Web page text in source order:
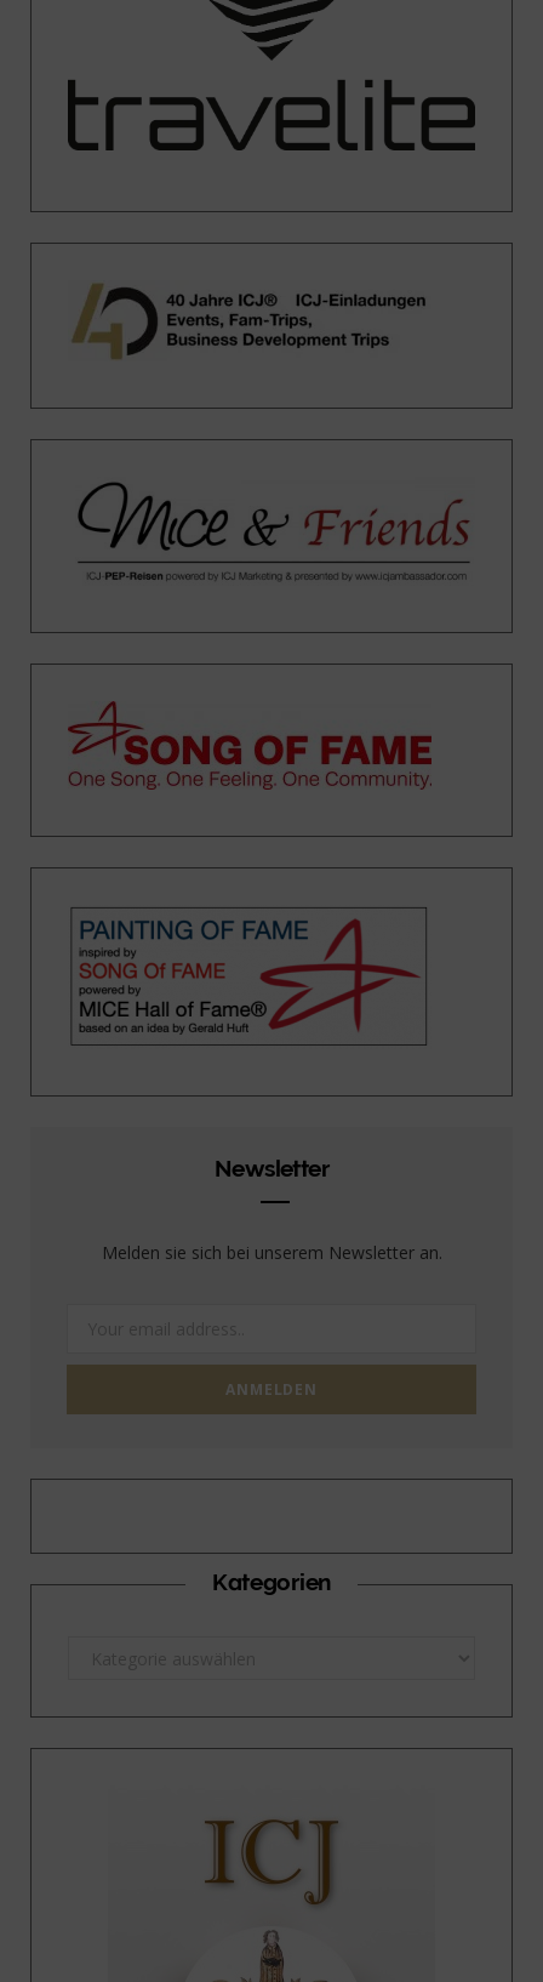
Newsletter
Melden sie sich bei unserem Newsletter an.
Kategorien